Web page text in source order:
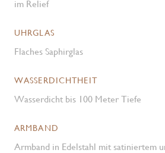
im Relief
UHRGLAS
Flaches Saphirglas
WASSERDICHTHEIT
Wasserdicht bis 100 Meter Tiefe
ARMBAND
Armband in Edelstahl mit satiniertem